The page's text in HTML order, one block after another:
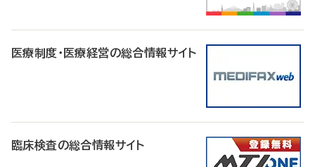
医療制度・医療経営の総合情報サイト
臨床検査の総合情報サイト